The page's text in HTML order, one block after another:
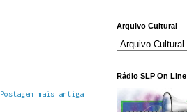
Postagem mais antiga
Arquivo Cultural
Rádio SLP On Line